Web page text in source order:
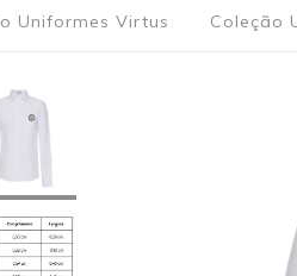
Uniformes Virtus Coleção